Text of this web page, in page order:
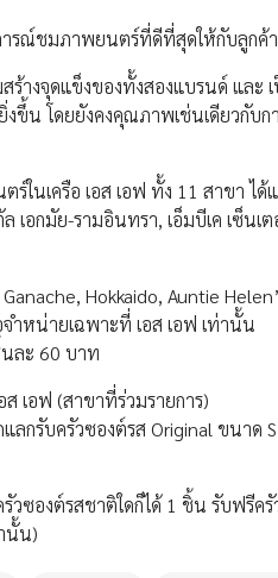
ารณ์ชมภาพยนตร์ที่ดีที่สุดให้กับลูกค้า
ร้างจุดแข็งของทั้งสองแบรนด์ แล
ยิ่งขึ้น โดยยังคงคุณภาพเช่นเดียว
นเครือ เอส เอฟ ทั้ง 11 สาขา ได้
เอกมัย-รามอินทรา, เอ็มบีเค เซ็น
Hokkaido, Auntie
ำหน่ายเฉพาะที่ เอส เอฟ เท่านั้น
นละ 60 บาท
เอฟ (สาขาที่ร่วมรายการ)
กรับครัวซองต์รส Original ขนาด
ซองต์รสชาติใดก็ได้ 1 ชิ้น รับฟรี
นั้น)